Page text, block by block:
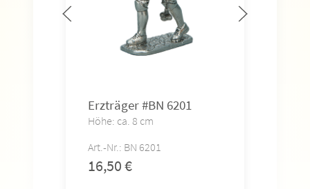
Erzträger #BN 6201
Höhe: ca. 8 cm
Art.-Nr.: BN 6201
16,50€